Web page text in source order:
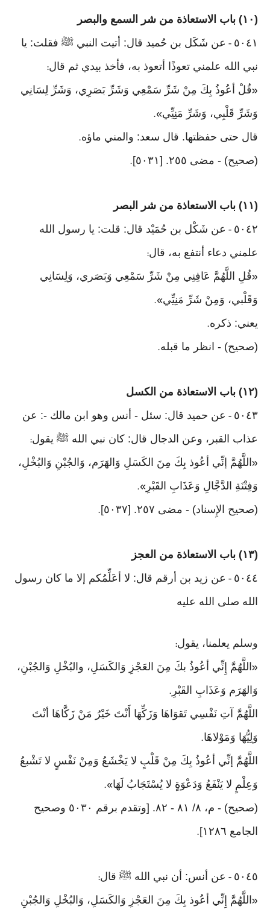
(١٠) باب الاستعاذة من شر السمع والبصر
٥٠٤١ - عن شَكَل بن حُميد قال: أتيت النبي ﷺ فقلت: يا
نبي الله علمني تعوذًا أتعوذ به، فأخذ بيدي ثم قال:
«قُلْ أعُوذُ بِكَ مِنْ شَرِّ سَمْعِي وَشَرِّ بَصَرِي، وَشَرِّ لِسَانِي
وَشَرِّ قَلْبِي، وَشَرِّ مَنِيِّي».
قال حتى حفظتها. قال سعد: والمني ماؤه.
(صحيح) - مضى ٢٥٥. [٥٠٣١] .
(١١) باب الاستعاذة من شر البصر
٥٠٤٢ - عن شَكْل بن حُمَيْد قال: قلت: يا رسول الله
علمني دعاء أنتفع به، قال:
«قُلِ اللَّهُمَّ عَافِنِي مِنْ شَرِّ سَمْعِي وَبَصَري، وَلِسَانِي
وَقَلْبي، وَمِنْ شَرِّ مَنِيِّي».
يعني: ذكره.
(صحيح) - انظر ما قبله.
(١٢) باب الاستعاذة من الكسل
٥٠٤٣ - عن حميد قال: سئل - أنس وهو ابن مالك -: عن
عذاب القبر، وعن الدجال قال: كان نبي الله ﷺ يقول:
« اللَّهُمَّ إنِّي أعُوذ بِكَ مِنَ الكَسَلِ وَالهَرَم، وَالجُبْنِ وَالبُخْلِ،
وَفِتْنَةِ الدَّجَّالِ وَعَذَابِ القَبْرِ ».
(صحيح الإِسناد) - مضى ٢٥٧. [٥٠٣٧] .
(١٣) باب الاستعاذة من العجز
٥٠٤٤ - عن زيد بن أرقم قال: لا أعَلِّمُكم إلا ما كان رسول
الله صلى الله عليه
وسلم يعلمنا، يقول:
« اللَّهُمَّ إِنِّي أعُوذُ بكَ مِنَ العَجْزِ وَالكَسَلِ، والبُخْلِ وَالجُبْنِ،
وَالهَرَم وَعَذَابِ القَبْرِ .
اللَّهُمَّ آتِ نَفْسِي تَقوَاهَا وَزَكِّهَا أَنْتَ خَيْرُ مَنْ زَكَّاهَا أنْتَ
وَلِيُّهَا وَمَوْلاهَا.
اللَّهُمَّ إنِّي أعُوذُ بِكَ مِنْ قَلْبٍ لا يَخْشَعُ وَمِنْ نَفْسٍ لا تَشْبعُ
وَعِلْمٍ لا يَنْفَعُ وَدَعْوَةٍ لا يُسْتَجَابُ لَهَا».
(صحيح) - م، ٨/ ٨١ - ٨٢. [وتقدم برقم ٥٠٣٠ وصحيح
الجامع ١٢٨٦]
.
٥٠٤٥ - عن أنس: أن نبي الله ﷺ قال:
« اللَّهُمَّ إِنِّي أعُوذ بِكَ مِنَ العَجْزِ وَالكَسَلِ، وَالبُخْلِ وَالجُبْنِ